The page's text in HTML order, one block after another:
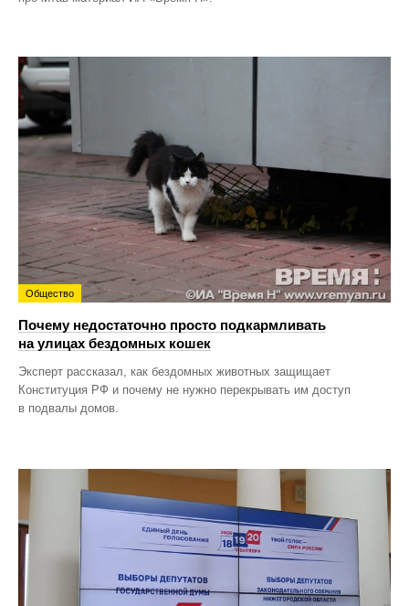
Общество
Почему недостаточно просто подкармливать
на улицах бездомных кошек
Эксперт рассказал, как бездомных животных защищает
Конституция РФ и почему не нужно перекрывать им доступ
в подвалы домов.